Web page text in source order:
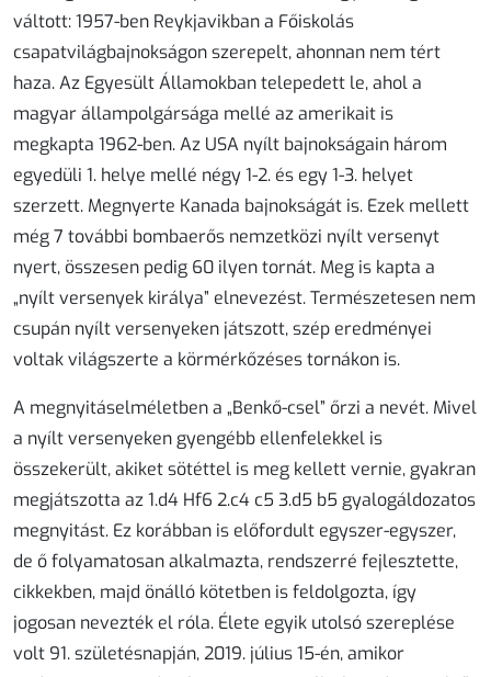
váltott: 1957-ben Reykjavikban a Főiskolás
csapatvilágbajnokságon szerepelt, ahonnan nem tért
haza. Az Egyesült Államokban telepedett le, ahol a
magyar állampolgársága mellé az amerikait is
megkapta 1962-ben. Az USA nyílt bajnokságain három
egyedüli 1. helye mellé négy 1-2. és egy 1-3. helyet
szerzett. Megnyerte Kanada bajnokságát is. Ezek mellett
még 7 további bombaerős nemzetközi nyílt versenyt
nyert, összesen pedig 60 ilyen tornát. Meg is kapta a
„nyílt versenyek királya” elnevezést. Természetesen nem
csupán nyílt versenyeken játszott, szép eredményei
voltak világszerte a körmérkőzéses tornákon is.
A megnyitáselméletben a „Benkő-csel” őrzi a nevét. Mivel
a nyílt versenyeken gyengébb ellenfelekkel is
összekerült, akiket sötéttel is meg kellett vernie, gyakran
megjátszotta az 1.d4 Hf6 2.c4 c5 3.d5 b5 gyalogáldozatos
megnyitást. Ez korábban is előfordult egyszer-egyszer,
de ő folyamatosan alkalmazta, rendszerré fejlesztette,
cikkekben, majd önálló kötetben is feldolgozta, így
jogosan nevezték el róla. Élete egyik utolsó szereplése
volt 91. születésnapján, 2019. július 15-én, amikor